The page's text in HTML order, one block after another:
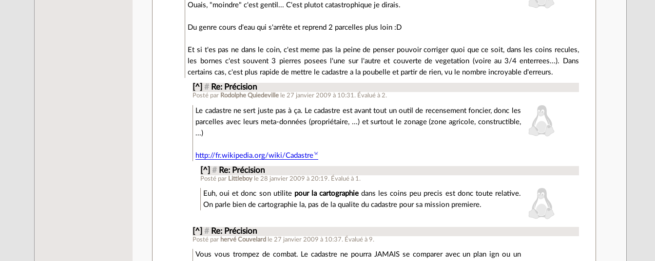
Ouais, "moindre" c'est gentil... C'est plutot catastrophique je dirais.
Du genre cours d'eau qui s'arrête et reprend 2 parcelles plus loin :D
Et si t'es pas ne dans le coin, c'est meme pas la peine de penser pouvoir corriger quoi que ce soit, dans les coins recules,
les bornes c'est souvent 3 pierres posees l'une sur l'autre et couverte de vegetation (voire au 3/4 enterrees...). Dans
certains cas, c'est plus rapide de mettre le cadastre a la poubelle et partir de rien, vu le nombre incroyable d'erreurs.
[^] # Re: Précision
Posté par Rodolphe Quiedeville le 27 janvier 2009 à 10:31 . Évalué à 2.
Le cadastre ne sert juste pas à ça. Le cadastre est avant tout un outil de recensement foncier, donc les
parcelles avec leurs meta-données (propriétaire, ...) et surtout le zonage (zone agricole, constructible,
...)
http://fr.wikipedia.org/wiki/Cadastre
[^] # Re: Précision
Posté par Littleboy le 28 janvier 2009 à 20:19. Évalué à 1 .
Euh, oui et donc son utilite pour la cartographiedans les coins peu precis est donc toute relative.
On parle bien de cartographie la, pas de la qualite du cadastre pour sa mission premiere.
[^] # Re: Précision
Posté par hervé Couvelard le 27 janvier 2009 à 10:37. Évalué à9.
Vous vous trompez de combat. Le cadastre ne pourra JAMAIS se comparer avec un plan ign ou un